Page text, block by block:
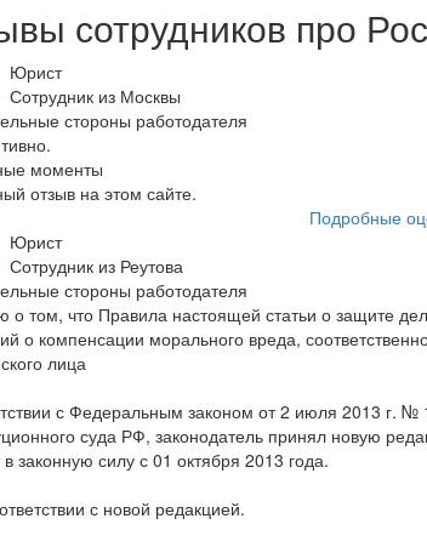
сотрудников про
Юрист
Сотрудник из Москвы
стороны работодателя
моменты
отзыв на этом сайте.
Подробные
Юрист
Сотрудник из Реутова
стороны работодателя
том, что Правила настоящей статьи о защите
о компенсации морального вреда,
лица
с Федеральным законом от 2 июля 2013 г.
суда РФ, законодатель принял новую
в законную силу с 01 октября 2013 года.
с новой редакцией.